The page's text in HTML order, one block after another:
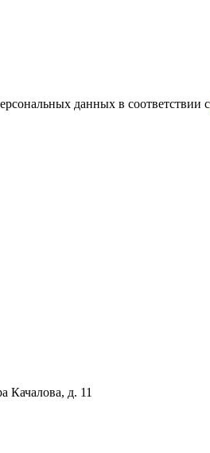
данных в соответствии с
Качалова, д. 11